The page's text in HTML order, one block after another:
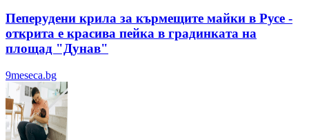
Пеперудени крила за кърмещите майки в Русе -
открита е красива пейка в градинката на
площад "Дунав"
9meseca.bg